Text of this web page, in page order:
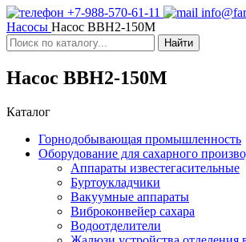
+7-988-570-61-11
Насосы Насос ВВН2-150М
Найти
Насос ВВН2-150М
Каталог
Горнодобывающая промышленность
Оборудование для сахарного
Аппараты известегасительные
Буртоукладчики
Вакуумные аппараты
Виброконвейер сахара
Водоотделители